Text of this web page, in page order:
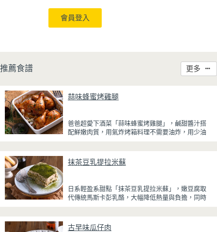
會員登入
推薦食譜 更多
蒜味蜂蜜烤雞腿
爸爸超愛下酒菜「蒜味蜂蜜烤雞腿」，鹹甜醬汁搭
配鮮嫩肉質，用氣炸烤箱料理不需要油炸，用少油
入氣炸烤箱烘烤，免油炸也能烤出外皮金黃微酥、
配冰涼啤酒更是絕配！無論是父親節、聚會或宵夜
時光，在家就能輕鬆端出美味下酒菜。
抹茶豆乳提拉米蘇
日系輕盈系甜點「抹茶豆乳提拉米蘇」，嫩豆腐取
代傳統馬斯卡彭乳酪，大幅降低熱量與負擔，同時
厚重，搭配帶微苦茶香的抹茶與香氣濃郁的黃豆
古早味瓜仔肉